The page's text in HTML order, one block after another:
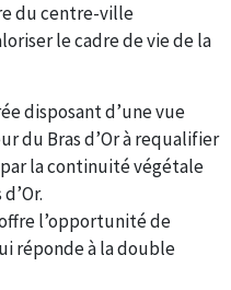
du centre-ville
le cadre de vie de la
disposant d’une vue
du Bras d’Or à requalifier
la continuité végétale
l’opportunité de
réponde à la double